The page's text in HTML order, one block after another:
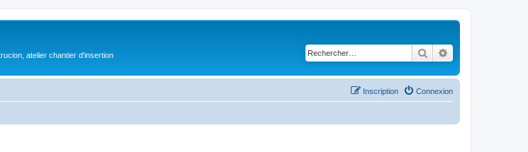
atelier chantier d'insertion Rechercher
Connexion
Inscription